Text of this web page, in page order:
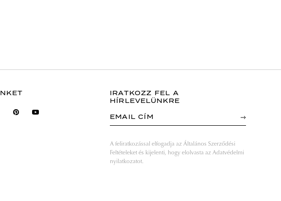
IRATKOZZ FEL A
HÍRLEVELÜNKRE
EMAIL CÍM
A feliratkozással elfogadja az Általános Szerződési
Feltételeket és kijelenti, hogy elolvasta az Adatvédelmi
nyilatkozatot.